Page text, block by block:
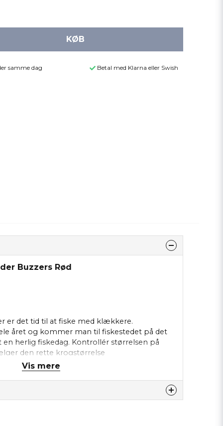
KØB
samme dag Betal med Klarna eller Swish
Buzzers Rød
er det tid til at fiske med klækkere.
året og kommer man til fiskestedet på det
herlig fiskedag. Kontrollér størrelsen på
den rette krogstørrelse
Vis mere
dette produkt...